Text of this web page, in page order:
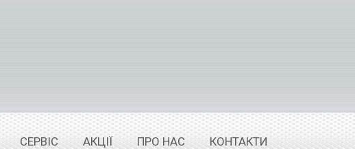
СЕРВІС АКЦІЇ ПРО НАС КОНТАКТИ